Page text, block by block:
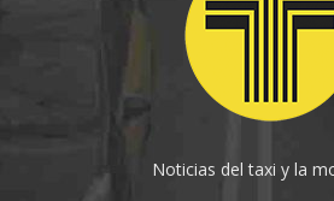
Noticias del taxi y la